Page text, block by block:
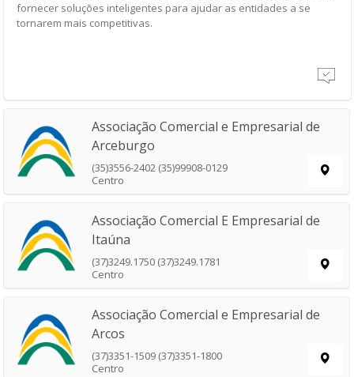
fornecer soluções inteligentes para ajudar as entidades a se
tornarem mais competitivas.
Associação Comercial e Empresarial de
Arceburgo
(35)3556-2402 (35)99908-0129
Centro
Associação Comercial E Empresarial de
Itaúna
(37)3249.1750 (37)3249.1781
Centro
Associação Comercial e Empresarial de
Arcos
(37)3351-1509 (37)3351-1800
Centro